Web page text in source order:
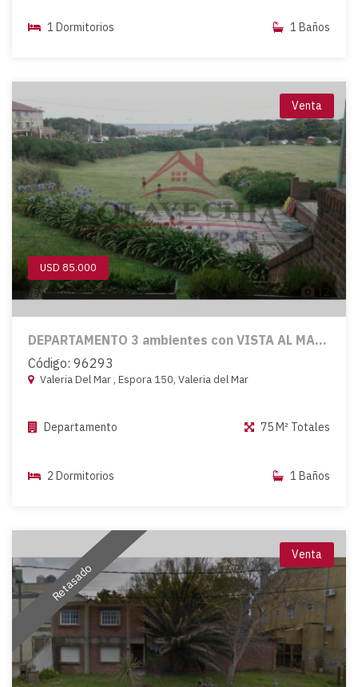
1 Dormitorios 1 Baños
Venta
USD 85.000
75 M² Totales 12
DEPARTAMENTO 3 ambientes con VISTA AL MA...
Código: 96293
Valeria Del Mar , Espora 150, Valeria del Mar
Departamento 75 M² Totales
2 Dormitorios 1 Baños
Retasado
Venta